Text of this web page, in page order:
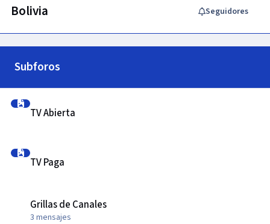
Bolivia Seguidores
Subforos
TV Abierta
TV Paga
Grillas de Canales
3 mensajes